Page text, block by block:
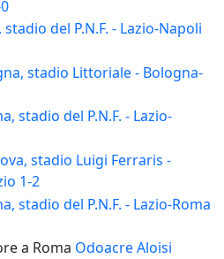
stadio del P.N.F. - Lazio-Napoli
stadio Littoriale - Bologna-
stadio del P.N.F. - Lazio-
stadio Luigi Ferraris -
1-2
stadio del P.N.F. - Lazio-Roma
a Roma Odoacre Aloisi